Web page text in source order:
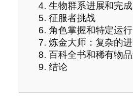
生物群系进展和完成
征服者挑战
角色掌握和特定运行
炼金大师：复杂的
百科全书和稀有物
结论